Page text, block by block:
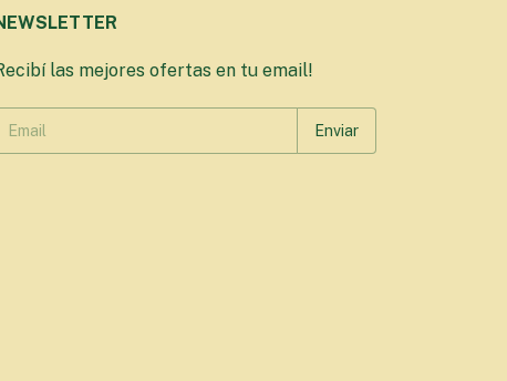
las mejores ofertas en tu email!